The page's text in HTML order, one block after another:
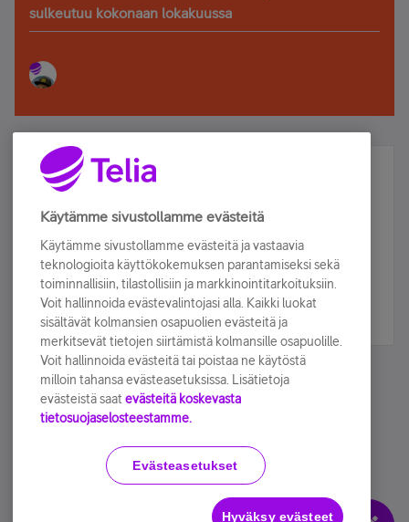
sulkeutuu kokonaan lokakuussa
Älä jää paitsi – osallistu ja voita!
Tilaa Telian uutiskirje ja olet mukana arvonnassa.
sähköpostiisi.
Tilaa nyt
Käyttöehdot Accessibility statement
Käytämme sivustollamme evästeitä
Käytämme sivustollamme evästeitä ja vastaavia
teknologioita käyttökokemuksen parantamiseksi sekä
toiminnallisiin, tilastollisiin ja markkinointitarkoituksiin.
Voit hallinnoida evästevalintojasi alla. Kaikki luokat
sisältävät kolmansien osapuolien evästeitä ja
merkitsevät tietojen siirtämistä kolmansille osapuolille.
Voit hallinnoida evästeitä tai poistaa ne käytöstä
milloin tahansa evästeasetuksissa. Lisätietoja
evästeistä saat evästeitä koskevasta
tietosuojaselosteestamme.
Evästeasetukset
Hyväksy evästeet